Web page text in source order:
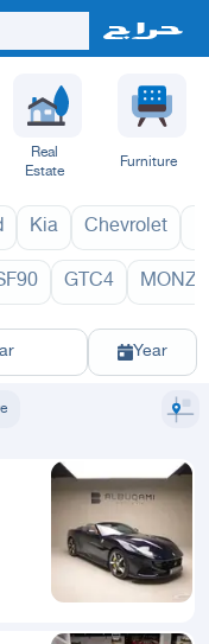
Real
Estate
Furniture
Kia Chevrolet
GTC4 MONZA
Hafar Al BatinMadinah
Year
Roma 2027